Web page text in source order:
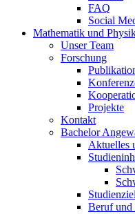
FAQ
Social
Mathematik und
Unser Team
Forschung
Projekte
Kontakt
Bachelor
Aktuelles
Beruf